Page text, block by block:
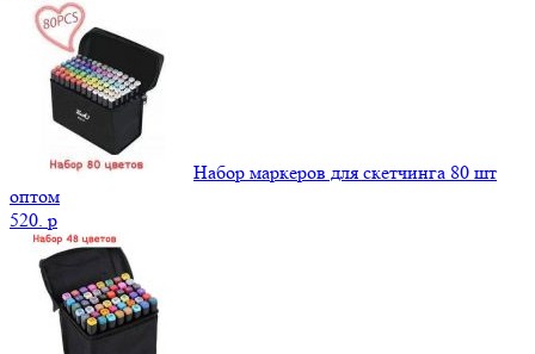
Набор маркеров для скетчинга 80 шт
оптом
520. p